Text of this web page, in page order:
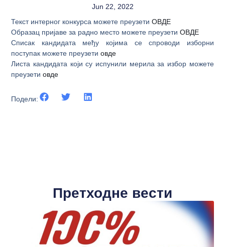
Jun 22, 2022
Текст интерног конкурса можете преузетиОВДЕ
Образац пријаве за радно место можете преузетиОВДЕ
Списак кандидата међу којима се спроводи изборни
поступак можете преузетиовде
Листа кандидата који су испунили мерила за избор можете
преузетиовде
Подели:
Претходне вести